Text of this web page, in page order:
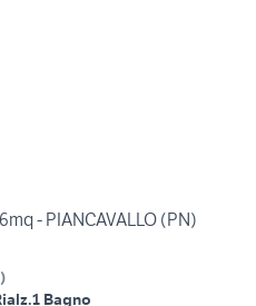
- PIANCAVALLO (PN)
)
1 Bagno